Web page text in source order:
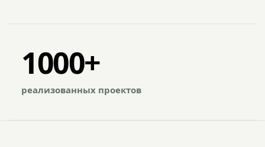
1000+
реализованных проектов